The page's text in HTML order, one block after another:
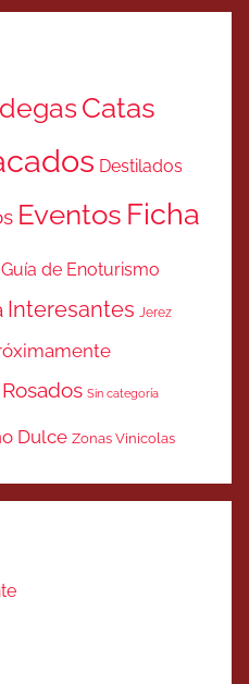
Catas
Destilados
Eventos Ficha
Guía de Enoturismo
Interesantes Jerez
Rosados Sin categoría
Dulce Zonas Vinicolas